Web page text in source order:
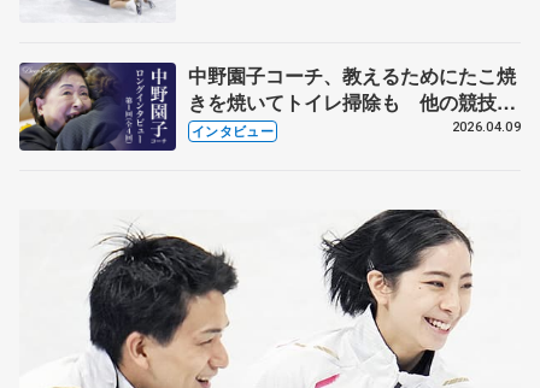
中野園子コーチ、教えるためにたこ焼
きを焼いてトイレ掃除も 他の競技に
も通用するという坂本花織の筋肉
インタビュー 2026.04.09